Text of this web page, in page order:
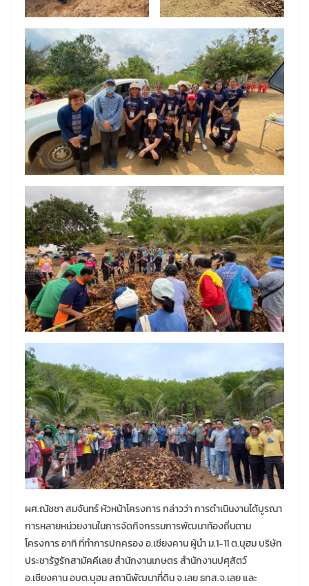
ผศ.ณัชชา สมจันทร์ หัวหน้าโครงการ กล่าวว่า การดำเนินงานได้บูรณา
การหลายหน่วยงานในการจัดกิจกรรมการพัฒนาท้องถิ่นตาม
โครงการ อาทิ ที่ทำการปกครอง อ.เชียงคาน ผู้นำ ม.1-11 ต.บุฮม บริษัท
ประชารัฐรักสามัคคีเลย สำนักงานเกษตร สำนักงานปศุสัตว์
อ.เชียงคาน อบต.บุฮม สถานีพัฒนาที่ดิน จ.เลย ธกส.จ.เลย และ